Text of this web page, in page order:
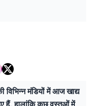
मंडियों में आज खाद्य